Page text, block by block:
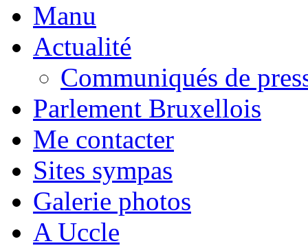
Manu
Actualité
Communiqués de
Parlement Bruxellois
Me contacter
Sites sympas
Galerie photos
A Uccle